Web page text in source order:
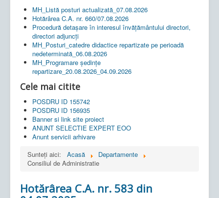
MH_Listă posturi actualizată_07.08.2026
Hotărârea C.A. nr. 660/07.08.2026
Procedură detașare în interesul învățământului directori,
directori adjuncți
MH_Posturi_catedre didactice repartizate pe perioadă
nedeterminată_06.08.2026
MH_Programare ședințe
repartizare_20.08.2026_04.09.2026
Cele mai citite
POSDRU ID 155742
POSDRU ID 156935
Banner si link site proiect
ANUNT SELECTIE EXPERT EOO
Anunt servicii arhivare
Sunteți aici:
Acasă
Departamente
Consiliul de Administratie
Hotărârea C.A. nr. 583 din